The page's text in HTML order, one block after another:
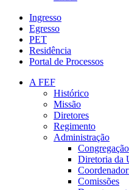
Ingresso
Egresso
PET
Residência
Portal de Processos
A FEF
Histórico
Missão
Diretores
Regimento
Administração
Congregação
Diretoria da
Comissões